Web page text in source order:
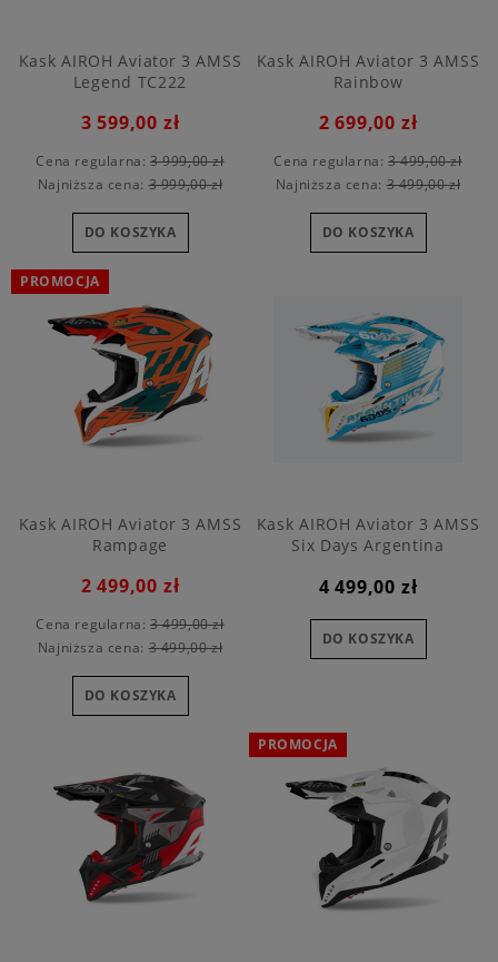
Kask AIROH Aviator 3 AMSS
Legend TC222
3 599,00 zł
Cena regularna: 3 999,00 zł
Najniższa cena:3 999,00 zł
DO KOSZYKA
Kask AIROH Aviator 3 AMSS
Rainbow
2 699,00 zł
Cena regularna: 3 499,00 zł
Najniższa cena:3 499,00 zł
DO KOSZYKA
Kask AIROH Aviator 3 AMSS
Rampage
2 499,00 zł
Cena regularna: 3 499,00 zł
Najniższa cena:3 499,00 zł
DO KOSZYKA
PROMOCJA
Kask AIROH Aviator 3 AMSS
Six Days Argentina
4 499,00 zł
DO KOSZYKA
PROMOCJA